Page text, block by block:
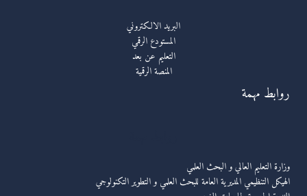
البريد الالكتروني
المستودع الرقمي
التعليم عن بعد
المنصة الرقمية
روابط مهمة
وزارة التعليم العالي و البحث العلمي
الهيكل التنظيمي المديرية العامة للبحث العلمي و التطوير التكنولوجي